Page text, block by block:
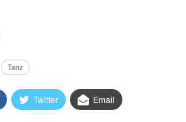
Tanz
Twitter Email